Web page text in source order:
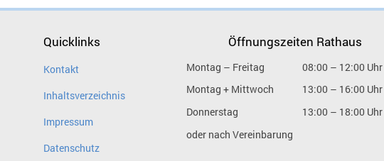
Quicklinks
Kontakt
Inhaltsverzeichnis
Impressum
Datenschutz
Öffnungszeiten Rathaus
Montag – Freitag
08:00 – 12:00 Uhr
Montag + Mittwoch
13:00 – 16:00 Uhr
Donnerstag
13:00 – 18:00 Uhr
oder nach Vereinbarung